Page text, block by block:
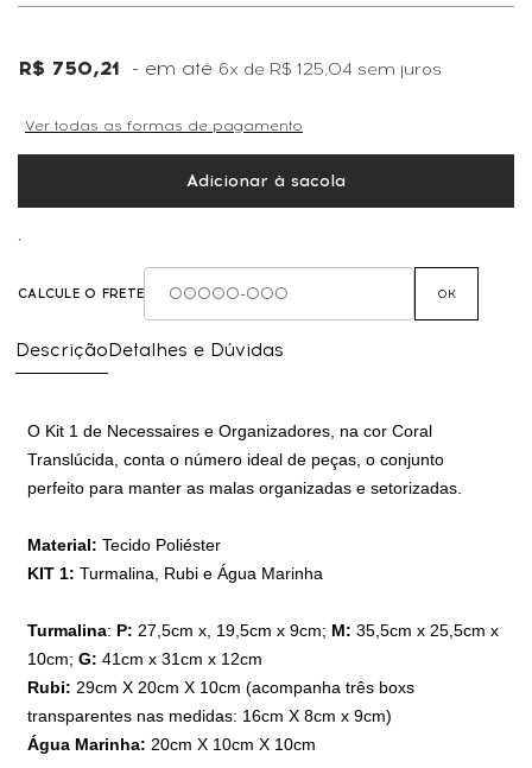
DescriçãoDetalhes e Dúvidas
O Kit 1 de Necessaires e Organizadores, na cor Coral
Translúcida , conta o número ideal de peças, o conjunto
perfeito para manter as malas organizadas e setorizadas.
Material: Tecido Poliéster
KIT 1: Turmalina, Rubi e Água Marinha
Turmalina: P: 27,5cm x, 19,5cm x 9cm; M: 35,5cm x 25,5cm x
10cm;G:41cm x 31cm x 12cm
Rubi: 29cm X 20cm X 10cm (acompanha três boxs
transparentes nas medidas: 16cm X 8cm x 9cm)
Água Marinha: 20cm X 10cm X 10cm
R$ 750,21 6x de R$ 125,04 sem juros
Ver todas as formas de pagamento
Adicionar à sacola
,
CALCULE O FRETE OK